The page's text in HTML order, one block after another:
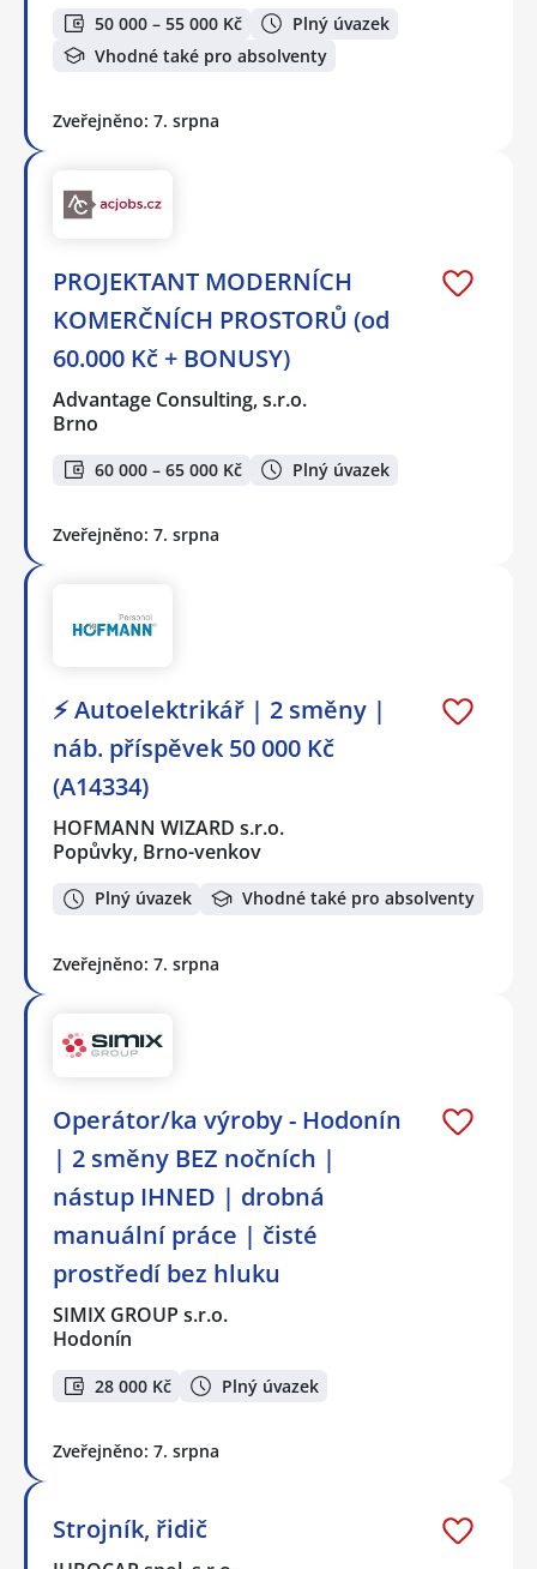
50 000 – 55 000 Kč
Plný úvazek
Vhodné také pro absolventy
Zveřejněno: 7. srpna
PROJEKTANT MODERNÍCH
KOMERČNÍCH PROSTORŮ (od
60.000 Kč + BONUSY)
Advantage Consulting, s.r.o.
Brno
60 000 – 65 000 Kč Plný úvazek
Zveřejněno: 7. srpna
⚡ Autoelektrikář | 2 směny |
náb. příspěvek 50 000 Kč
(A14334)
HOFMANN WIZARD s.r.o.
Popůvky, Brno-venkov
Plný úvazek Vhodné také pro absolventy
Zveřejněno: 7. srpna
Operátor/ka výroby - Hodonín
| 2 směny BEZ nočních |
nástup IHNED | drobná
manuální práce | čisté
prostředí bez hluku
SIMIX GROUP s.r.o.
Hodonín
28 000 Kč Plný úvazek
Zveřejněno: 7. srpna
Strojník, řidič